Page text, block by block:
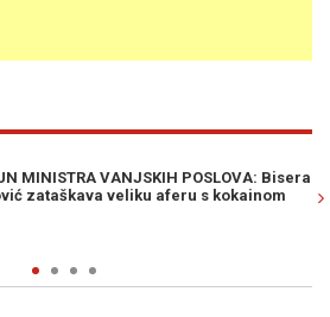
"Tijela stradalih planinara još nisu
zbog vremenskih uvjeta. Čekamo potvrdu"